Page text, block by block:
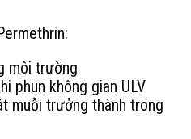
môi trường
phun không gian ULV
muỗi trưởng thành trong